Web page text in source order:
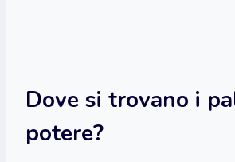
Dove si trovano i
potere?